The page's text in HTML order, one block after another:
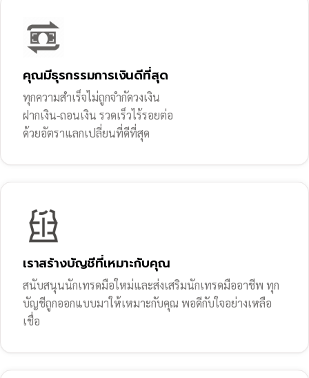
คุณมีธุรกรรมการเงินดีที่สุด
ทุกความสำเร็จไม่ถูกจำกัดวงเงิน
ฝากเงิน-ถอนเงิน รวดเร็วไร้รอยต่อ
ด้วยอัตราแลกเปลี่ยนที่ดีที่สุด
เราสร้างบัญชีที่เหมาะกับคุณ
สนับสนุนนักเทรดมือใหม่และส่งเสริมนักเทรดมืออาชีพ ทุก
บัญชีถูกออกแบบมาให้เหมาะกับคุณ พอดีกับใจอย่างเหลือ
เชื่อ